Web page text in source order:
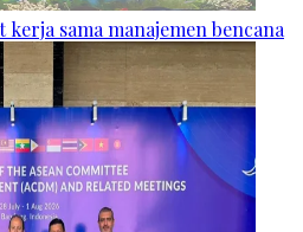
kerja sama manajemen bencana